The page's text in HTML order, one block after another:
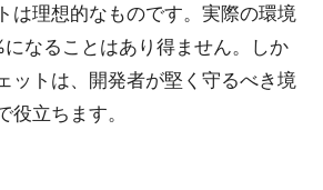
は理想的なものです。実際の環境
なることはあり得ません。しか
ットは、開発者が堅く守るべき境
役立ちます。